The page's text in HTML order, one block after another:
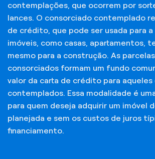
contemplações, que ocorrem por
lances. O consorciado contemplado
de crédito, que pode ser usada para
imóveis, como casas, apartamentos,
mesmo para a construção. As
consorciados formam um fundo
valor da carta de crédito para aqueles
contemplados. Essa modalidade é
para quem deseja adquirir um imóvel
planejada e sem os custos de juros
financiamento.